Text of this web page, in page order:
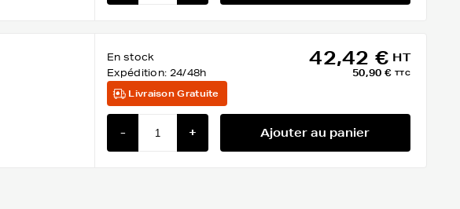
En stock
Expédition: 24/48h
42,42 € HT
50,90 € TTC
Livraison Gratuite
- + Ajouter au panier